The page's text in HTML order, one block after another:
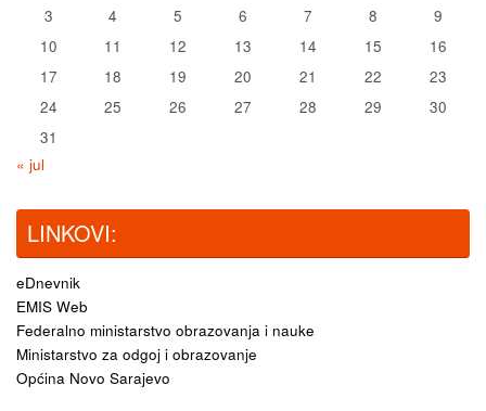
3
4 5 6 7 8
9
10
11 12 13 14 15
16
17
18 19 20 21 22
23
24
25 26 27 28 29
30
31
« jul
LINKOVI:
eDnevnik
EMIS Web
Federalno ministarstvo obrazovanja i nauke
Ministarstvo za odgoj i obrazovanje
Općina Novo Sarajevo